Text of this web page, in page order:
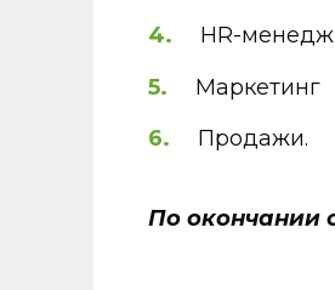
HR-
Маркетинг
Продажи.
По окончании